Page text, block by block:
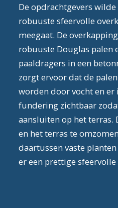
De opdrachtgevers
robuuste sfeervolle
meegaat. De
robuuste Douglas palen
paaldragers in een
zorgt ervoor dat de
worden door vocht en er
fundering zichtbaar
aansluiten op het terras.
en het terras te
daartussen vaste
er een prettige